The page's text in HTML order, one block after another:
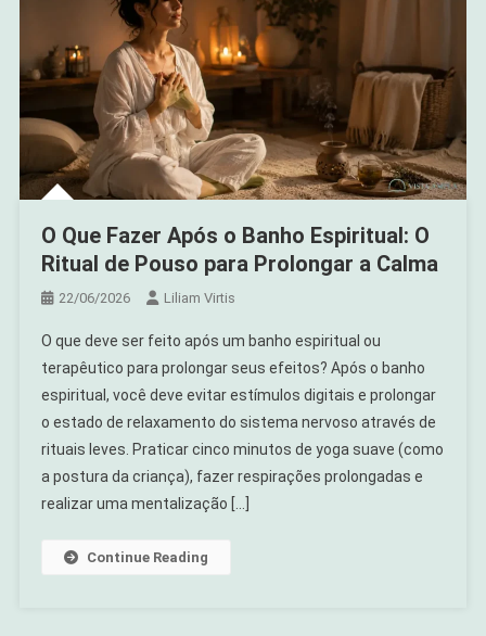
O Que Fazer Após o Banho Espiritual: O
Ritual de Pouso para Prolongar a Calma
22/06/2026 Liliam Virtis
O que deve ser feito após um banho espiritual ou
terapêutico para prolongar seus efeitos? Após o banho
espiritual, você deve evitar estímulos digitais e prolongar
o estado de relaxamento do sistema nervoso através de
rituais leves. Praticar cinco minutos de yoga suave (como
a postura da criança), fazer respirações prolongadas e
realizar uma mentalização […]
Continue Reading